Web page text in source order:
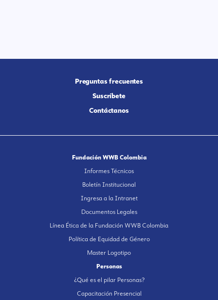
Preguntas frecuentes
Suscríbete
Contáctanos
Fundación WWB Colombia
Informes Técnicos
Boletín Institucional
Ingresa a la Intranet
Documentos Legales
Línea Ética de la Fundación WWB Colombia
Política de Equidad de Género
Master Logotipo
Personas
¿Qué es el pilar Personas?
Capacitación Presencial